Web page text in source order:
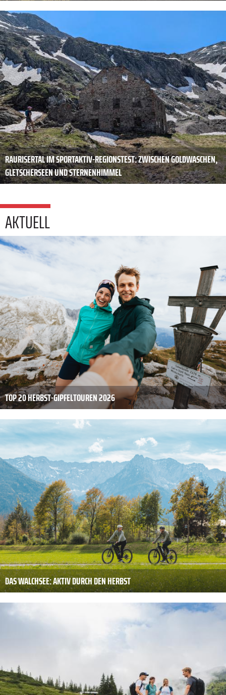
RAURISERTAL IM SPORTAKTIV-REGIONSTEST: ZWISCHEN GOLDWASCHEN,
GLETSCHERSEEN UND STERNENHIMMEL
AKTUELL
TOP 20 HERBST-GIPFELTOUREN 2026
DAS WALCHSEE: AKTIV DURCH DEN HERBST